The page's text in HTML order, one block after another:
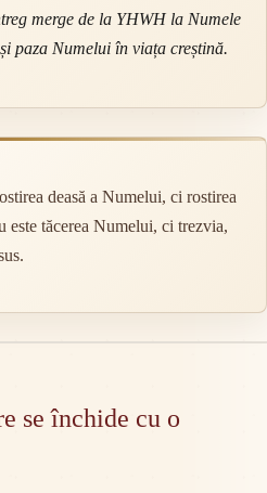
merge de la YHWH la Numele
paza Numelui în viața creștină.
deasă a Numelui, ci rostirea
tăcerea Numelui, ci trezvia,
se închide cu o